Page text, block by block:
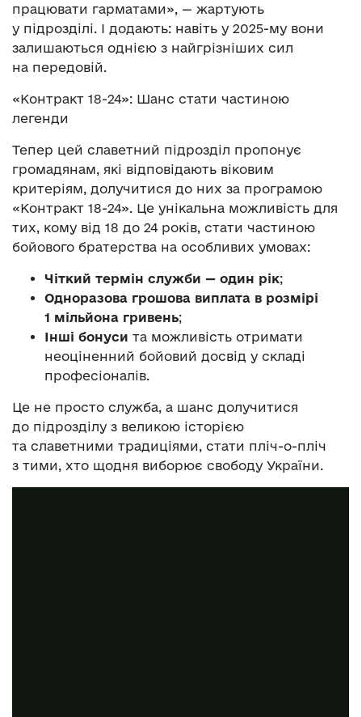
працювати гарматами», — жартують
у підрозділі. І додають: навіть у 2025-му вони
залишаються однією з найгрізніших сил
на передовій.
«Контракт 18-24»: Шанс стати частиною
легенди
Тепер цей славетний підрозділ пропонує
громадянам, які відповідають віковим
критеріям, долучитися до них за програмою
«Контракт 18-24». Це унікальна можливість для
тих, кому від 18 до 24 років, стати частиною
бойового братерства на особливих умовах:
Чіткий термін служби — один рік;
Одноразова грошова виплата в розмірі
1 мільйона гривень;
Інші бонуси та можливість отримати
неоціненний бойовий досвід у складі
професіоналів.
Це не просто служба, а шанс долучитися
до підрозділу з великою історією
та славетними традиціями, стати пліч-о-пліч
з тими, хто щодня виборює свободу України.